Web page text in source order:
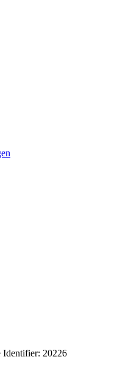
Identifier: 20226